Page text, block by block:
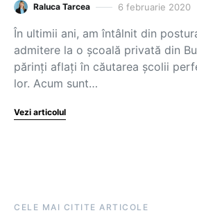
Raluca Tarcea 6 februarie 2020
În ultimii ani, am întâlnit din
admitere la o școală privată din
părinți aflați în căutarea școlii
lor. Acum sunt…
Vezi articolul
CELE MAI CITITE ARTICOLE